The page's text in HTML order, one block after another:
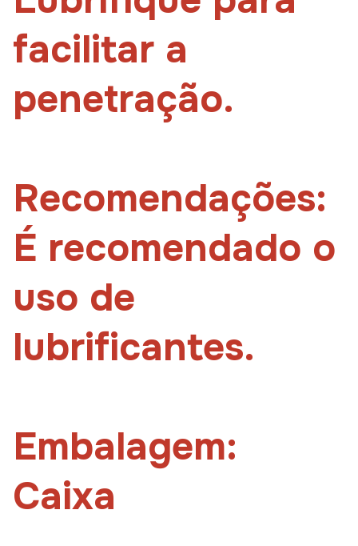
facilitar a
penetração.
Recomendações:
É recomendado o
uso de
lubrificantes.
Embalagem:
Caixa